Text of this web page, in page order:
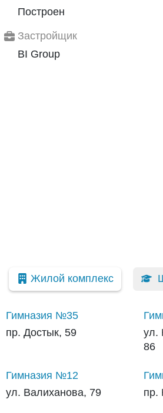
Построен
Застройщик
BI Group
Жилой комплекс
Гимназия №35
пр. Достык, 59
ул.
86
Гимназия №12
ул. Валиханова, 79
пр.